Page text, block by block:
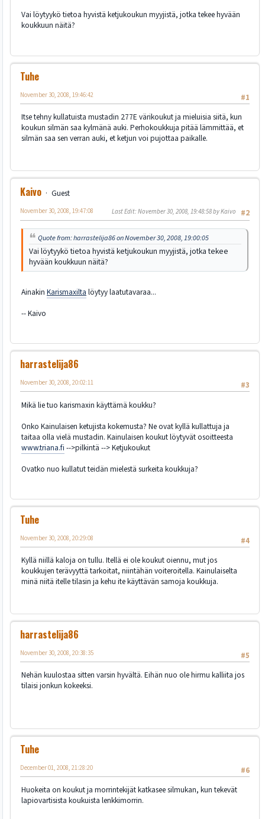
Vai löytyykö tietoa hyvistä ketjukoukun myyjistä, jotka tekee hyvään
koukkuun näitä?
Tuhe
#1
November 30, 2008, 19:46:42
Itse tehny kullatuista mustadin 277E värikoukut ja mieluisia siitä, kun
koukun silmän saa kylmänä auki. Perhokoukkuja pitää lämmittää, et
silmän saa sen verran auki, et ketjun voi pujottaa paikalle.
Kaivo
Guest
#2
November 30, 2008, 19:47:08 Last Edit: November 30, 2008, 19:48:58 by Kaivo
Quote from: harrastelija86 on November 30, 2008, 19:00:05
Vai löytyykö tietoa hyvistä ketjukoukun myyjistä, jotka tekee
hyvään koukkuun näitä?
Ainakin Karismaxilta löytyy laatutavaraa...
-- Kaivo
harrastelija86
#3
November 30, 2008, 20:02:11
Mikä lie tuo karismaxin käyttämä koukku?
Onko Kainulaisen ketujista kokemusta? Ne ovat kyllä kullattuja ja
taitaa olla vielä mustadin. Kainulaisen koukut löytyvät osoitteesta
www.triana.fi -->pilkintä --> Ketjukoukut
Ovatko nuo kullatut teidän mielestä surkeita koukkuja?
Tuhe
#4
November 30, 2008, 20:29:08
Kyllä niillä kaloja on tullu. Itellä ei ole koukut oiennu, mut jos
koukkujen terävyyttä tarkoitat, niintähän voiteroitella. Kainulaiselta
minä niitä itelle tilasin ja kehu ite käyttävän samoja koukkuja.
harrastelija86
#5
November 30, 2008, 20:38:35
Nehän kuulostaa sitten varsin hyvältä. Eihän nuo ole hirmu kalliita jos
tilaisi jonkun kokeeksi.
Tuhe
#6
December 01, 2008, 21:28:20
Huokeita on koukut ja morrintekijät katkasee silmukan, kun tekevät
lapiovartisista koukuista lenkkimorrin.